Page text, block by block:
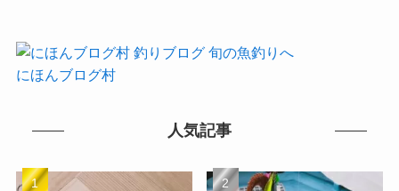
にほんブログ村
人気記事